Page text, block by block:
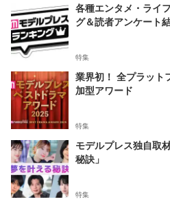
各種エンタメ・ライ
グ＆読者アンケート
特集
業界初！ 全プラット
加型アワード
特集
モデルプレス独自取
秘訣」
特集